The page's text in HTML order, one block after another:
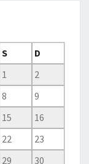
S
D
1
2
8
9
15
16
22
23
29
30